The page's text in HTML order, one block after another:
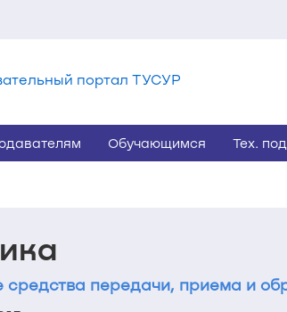
портал ТУСУР
Обучающимся Тех.
средства передачи, приема и